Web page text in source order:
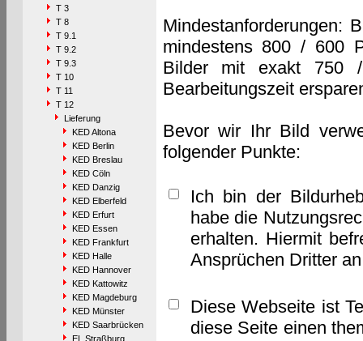
T 3
T 8
T 9.1
T 9.2
T 9.3
T 10
T 11
T 12
Lieferung
KED Altona
KED Berlin
KED Breslau
KED Cöln
KED Danzig
KED Elberfeld
KED Erfurt
KED Essen
KED Frankfurt
KED Halle
KED Hannover
KED Kattowitz
KED Magdeburg
KED Münster
KED Saarbrücken
EL Straßburg
Mindestanforderungen:
mindestens 800 / 600
Bilder mit exakt 750
Bearbeitungszeit
Bevor wir Ihr Bild
folgender Punkte:
Ich bin der
habe die
erhalten. Hiermit
Ansprüchen Dritter
Diese Webseite ist
diese Seite einen